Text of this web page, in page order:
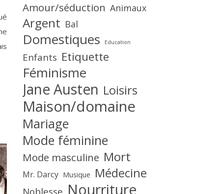
Amour/séduction Animaux
Argent Bal
Domestiques Education
Enfants Etiquette
Féminisme
Jane Austen Loisirs
Maison/domaine
Mariage
Mode féminine
Mode masculine Mort
Mr. Darcy Musique Médecine
Nourriture